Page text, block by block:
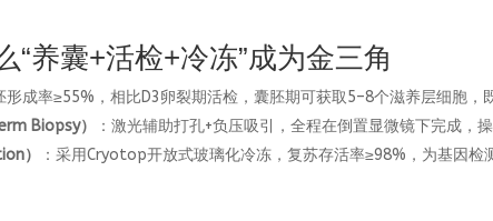
养囊+活检+冷冻”成为金三角
形成率≥55%，相比D3卵裂期活检，囊胚期可获取5–8个滋养层细胞，
Biopsy）
：激光辅助打孔+负压吸引，全程在倒置显微镜下完成，
）
：采用Cryotop开放式玻璃化冷冻，复苏存活率≥98%，为基因检